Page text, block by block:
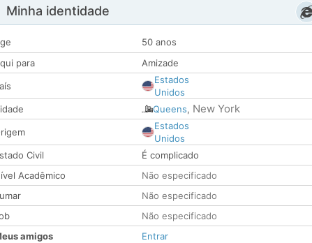
Minha identidade
50 anos
para
Amizade
Estados
Unidos
Queens, New York
Estados
Unidos
Civil
É complicado
Acadêmico
Não especificado
Não especificado
Não especificado
amigos
Entrar